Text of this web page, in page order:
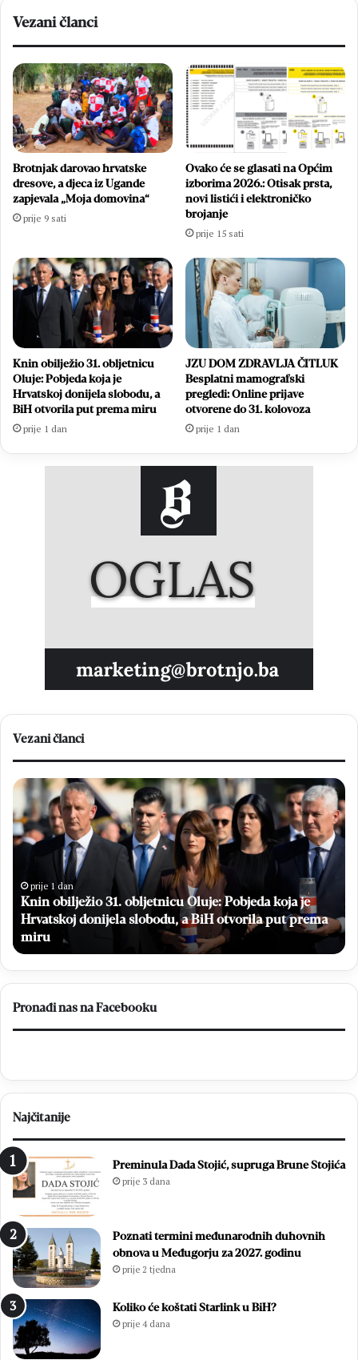
Vezani članci
Brotnjak darovao hrvatske
dresove, a djeca iz Ugande
zapjevala „Moja domovina“
prije 9 sati
Ovako će se glasati na Općim
izborima 2026.: Otisak prsta,
novi listići i elektroničko
brojanje
prije 15 sati
Knin obilježio 31. obljetnicu
Oluje: Pobjeda koja je
Hrvatskoj donijela slobodu, a
BiH otvorila put prema miru
prije 1 dan
JZU DOM ZDRAVLJA ČITLUK
Besplatni mamografski
pregledi: Online prijave
otvorene do 31. kolovoza
prije 1 dan
Vezani članci
Knin
obilježio
31.
obljetnicu
koja
Hrvatskoj
donijela
slobodu,
a
BiH
otvorila
prije 1 dan
Knin obilježio 31. obljetnicu Oluje: Pobjeda koja je
Hrvatskoj donijela slobodu, a BiH otvorila put prema
miru
Pronađi nas na Facebooku
Najčitanije
Preminula Dada Stojić, supruga Brune Stojića
prije 3 dana
Poznati termini međunarodnih duhovnih
obnova u Međugorju za 2027. godinu
prije 2 tjedna
Koliko će koštati Starlink u BiH?
prije 4 dana